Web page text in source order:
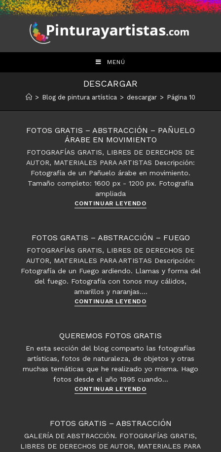
Saltar
al
contenido
MENÚ
DESCARGAR
> Blog de pintura artística > descargar > Página 10
FOTOS GRATIS – ABSTRACCIÓN – PAÑUELO
ÁRABE EN MOVIMIENTO
FOTOGRAFÍAS GRATIS, LIBRES DE DERECHOS DE
AUTOR, MATERIALES PARA ARTISTAS Descripción:
Fotografía de un Pañuelo árabe en movimiento.
Tamaño completo: 1600 px - 1200 px. Fotografía
ampliada
CONTINUAR LEYENDOFotos
Abstracción
Pañuelo
árabe
en
movimiento
FOTOS GRATIS – ABSTRACCIÓN – FUEGO
FOTOGRAFÍAS GRATIS, LIBRES DE DERECHOS DE
AUTOR, MATERIALES PARA ARTISTAS Descripción:
Fotografía de un Fuego ardiendo. Llamas y forma del
del fuego. Fotografía con tonos muy cálidos,
amarillos y naranjas.…
CONTINUAR LEYENDOFotos
Abstracción
Fuego
QUEREMOS FOTOS GRATIS
En esta sección del blog comparto las fotografías
artísticas, fotos de naturaleza, de objetos y otras
muchas temáticas que he realizado yo misma. Hago
fotos desde el año 1995 cuando…
CONTINUAR LEYENDOQueremos
FOTOS GRATIS – ABSTRACCIÓN
GALERÍA DE ABSTRACCIÓN. FOTOGRAFÍAS GRATIS,
LIBRES DE DERECHOS DE AUTOR, MATERIALES PARA